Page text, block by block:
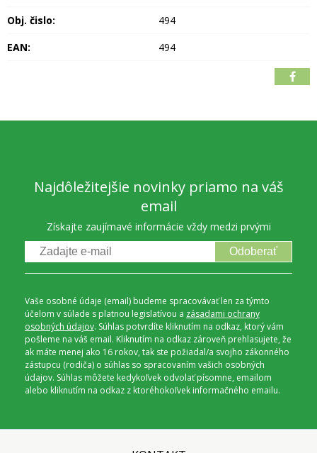
Obj. čislo:
494
EAN:
494
Najdôležitejšie novinky priamo na váš
email
Získajte zaujímavé informácie vždy medzi prvými
Odoberať
Vaše osobné údaje (email) budeme spracovávať len za týmto
účelom v súlade s platnou legislatívou a zásadami ochrany
osobných údajov. Súhlas potvrdíte kliknutím na odkaz, ktorý vám
pošleme na váš email. Kliknutím na odkaz zároveň prehlasujete, že
ak máte menej ako 16 rokov, tak ste požiadal/a svojho zákonného
zástupcu (rodiča) o súhlas so spracovaním vašich osobných
údajov. Súhlas môžete kedykoľvek odvolať písomne, emailom
alebo kliknutím na odkaz z ktoréhokoľvek informačného emailu.